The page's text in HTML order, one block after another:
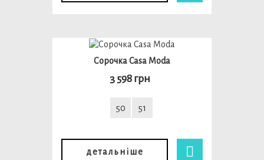
Сорочка Casa Moda
3 598 грн
50 51
детальніше